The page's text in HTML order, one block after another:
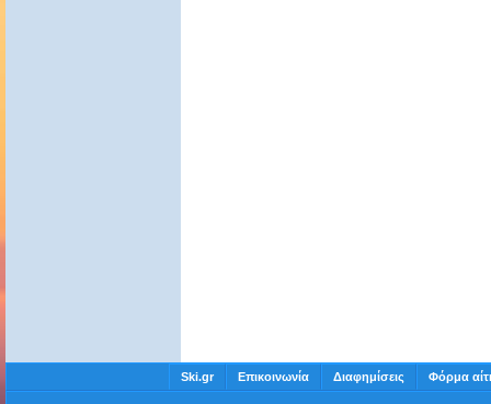
Ski.gr Επικοινωνία Διαφημίσεις Φόρμα